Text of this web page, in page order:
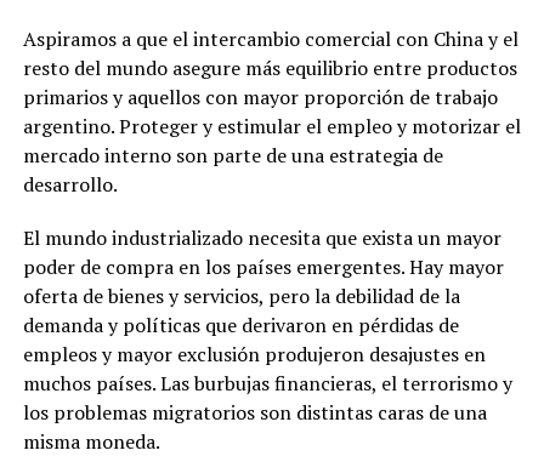
Aspiramos a que el intercambio comercial con China y el
resto del mundo asegure más equilibrio entre productos
primarios y aquellos con mayor proporción de trabajo
argentino. Proteger y estimular el empleo y motorizar el
mercado interno son parte de una estrategia de
desarrollo.
El mundo industrializado necesita que exista un mayor
poder de compra en los países emergentes. Hay mayor
oferta de bienes y servicios, pero la debilidad de la
demanda y políticas que derivaron en pérdidas de
empleos y mayor exclusión produjeron desajustes en
muchos países. Las burbujas financieras, el terrorismo y
los problemas migratorios son distintas caras de una
misma moneda.